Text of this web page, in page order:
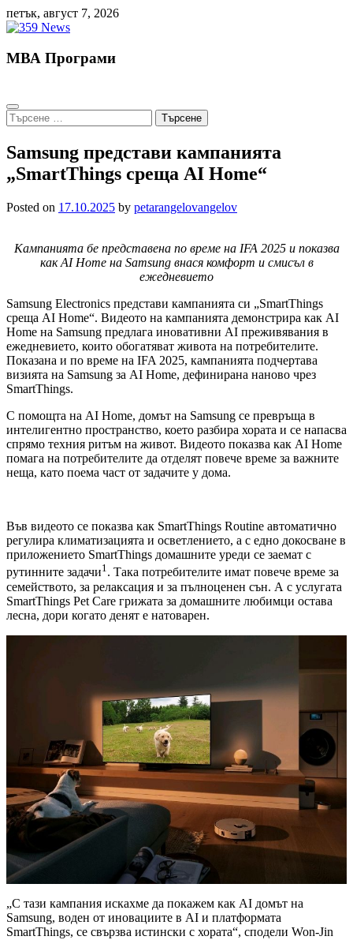
Skip
to
петък, август 7, 2026
МВА Програми
Търсене
за:
Samsung представи кампанията
„SmartThings среща AI Home“
Posted on 17.10.2025 by petarangelovangelov
Кампанията бе представена по време на IFA 2025 и показва
как AI Home на Samsung внася комфорт и смисъл в
ежедневието
Samsung Electronics представи кампанията си „SmartThings
среща AI Home“. Видеото на кампанията демонстрира как AI
Home на Samsung предлага иновативни AI преживявания в
ежедневието, които обогатяват живота на потребителите.
Показана и по време на IFA 2025, кампанията подчертава
визията на Samsung за AI Home, дефинирана наново чрез
SmartThings.
С помощта на AI Home, домът на Samsung се превръща в
интелигентно пространство, което разбира хората и се напасва
спрямо техния ритъм на живот. Видеото показва как AI Home
помага на потребителите да отделят повече време за важните
неща, като поема част от задачите у дома.
Във видеото се показва как SmartThings Routine автоматично
регулира климатизацията и осветлението, а с едно докосване в
приложението SmartThings домашните уреди се заемат с
рутинните задачи1. Така потребителите имат повече време за
семейството, за релаксация и за пълноценен сън. А с услугата
SmartThings Pet Care грижата за домашните любимци остава
лесна, дори когато денят е натоварен.
„С тази кампания искахме да покажем как AI домът на
Samsung, воден от иновациите в AI и платформата
SmartThings, се свързва истински с хората“, сподели Won-Jin